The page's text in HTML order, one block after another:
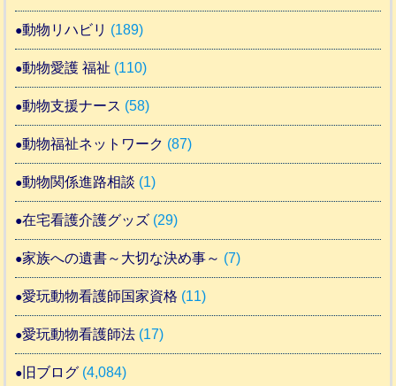
動物リハビリ (189)
動物愛護 福祉 (110)
動物支援ナース (58)
動物福祉ネットワーク (87)
動物関係進路相談 (1)
在宅看護介護グッズ (29)
家族への遺書～大切な決め事～ (7)
愛玩動物看護師国家資格 (11)
愛玩動物看護師法 (17)
旧ブログ (4,084)